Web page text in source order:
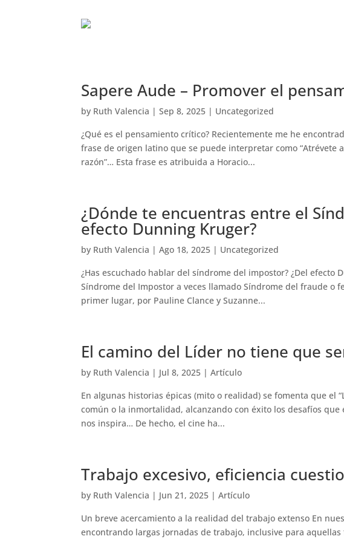
Sapere Aude – Promover el
by Ruth Valencia |Sep 8, 2025 | Uncategorized
¿Qué es el pensamiento crítico? Recientemente me he
frase de origen latino que se puede interpretar como “Atrévete
razón”… Esta frase es atribuida a Horacio...
¿Dónde te encuentras entre el
efecto Dunning Kruger?
by Ruth Valencia |Ago 18, 2025 | Uncategorized
¿Has escuchado hablar del síndrome del impostor? ¿Del efecto
Síndrome del Impostor a veces llamado Síndrome del fraude o
primer lugar, por Pauline Clance y Suzanne...
El camino del Líder no tiene que
by Ruth Valencia | Jul 8, 2025 |Artículo
En algunas historias épicas (mito o realidad) se fomenta que el
común o la inmortalidad, alcanzando con éxito los desafíos
nos inspira… De hecho, el cine ha...
Trabajo excesivo, eficiencia
by Ruth Valencia | Jun 21, 2025 |Artículo
Un breve acercamiento a la realidad del trabajo extenso En
encontrando largas jornadas de trabajo, inclusive para